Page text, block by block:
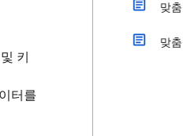
키
터를
맞
맞